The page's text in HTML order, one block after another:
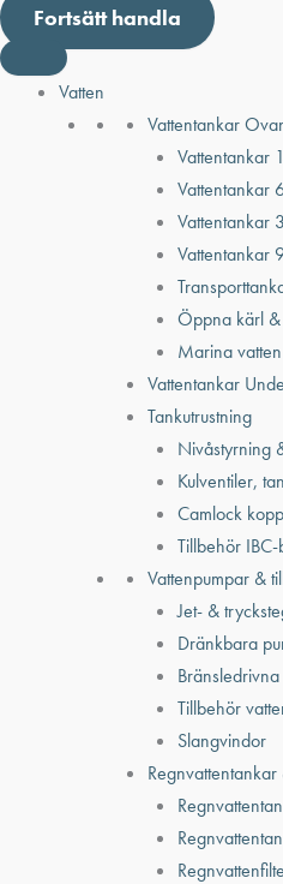
Fortsätt handla
Vatten
Vattentankar
Vattentankar
Vattentankar
Vattentankar
Vattentankar
Öppna kärl
Marina
Vattentankar
Tankutrustning
Nivåstyrning
Kulventiler,
Camlock
Tillbehör
Vattenpumpar &
Jet- &
Dränkbara
Tillbehör
Slangvindor